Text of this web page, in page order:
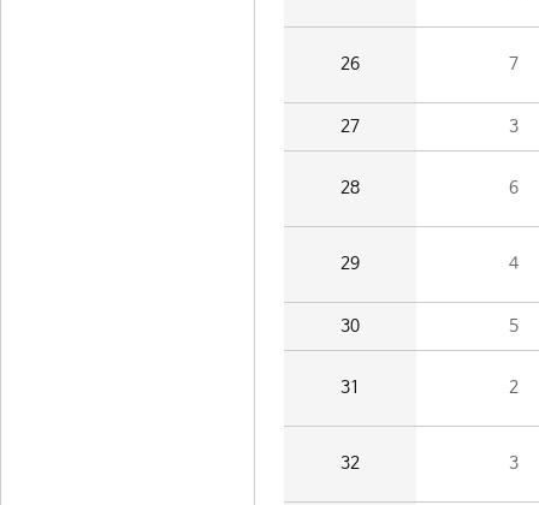
26 7
27 3
28 6
29 4
30 5
31 2
32 3